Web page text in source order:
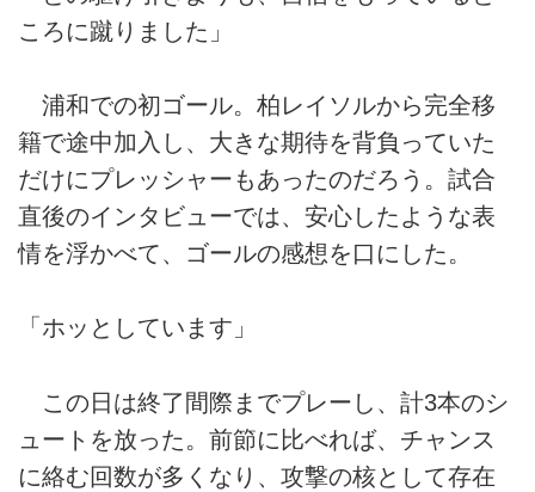
ころに蹴りました」
浦和での初ゴール。柏レイソルから完全移
籍で途中加入し、大きな期待を背負っていた
だけにプレッシャーもあったのだろう。試合
直後のインタビューでは、安心したような表
情を浮かべて、ゴールの感想を口にした。
「ホッとしています」
この日は終了間際までプレーし、計3本のシ
ュートを放った。前節に比べれば、チャンス
に絡む回数が多くなり、攻撃の核として存在